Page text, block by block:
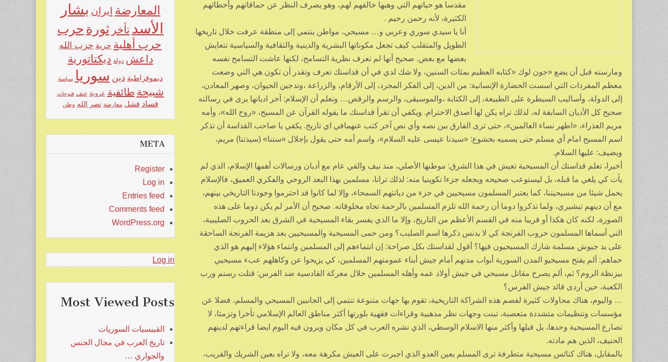
مقدسا هو حياتهم التي وهبها خالقهم لهم، وهو يصرف النظر عن حماقاتهم وأخطائهم
الكثيرة، لأنه رحمن رحيم .
أنا يا سيدي سوري وعربي و… مسيحي، مواطن ينتمي إلى منطقة عرفت خلال تاريخها
الطويل والمتقلب كيف تجعل مكوناتها البشرية والدينية والثقافية والسياسية تتعايش
بعضها مع بعض. صحيح أنها لم تعرف نظرية التسامح، لكنها عاشت التسامح نفسه
ومارسته قبل أن يضع «جون لوك «كتابه العظيم بمئات السنين، ولا شك لدي في أن قداستك تعرف وتقدر أن تكون هي التي وضعت
معظم المفردات التي اسست الحضارة الإنسانية: من الدين، إلى الفكر المجرد، إلى الأرقام، والزراعة ،وتدجين الحيوان، وصهر المعادن،
إلى الدولة، وأساليب السيطرة على الطبيعة، إلى الكتابة ،والموسيقى، والرسم والرقص… وتعلم أن الإسلام: آخر اديانها يرى في رسالته
صحيح كل الأديان السابقة له، لذلك تراه يكن لها أصدق الاحترام. ويكفي أن تقرأ قداستك ما يقوله القرآن عن المسيح، «روح الله»، وأمه
مريم العذراء، «اطهر نساء العالمين»، حتى ترى الفارق بين نصه وأي نص آخر كتب عنهمافي اي تاريخ. يكفي يا صاحب القداسة أن تذكر
اسم المسيح امام أي مسلم حتى يسميه بخشوع: «سيدنا عيسى عليه السلام»، واسم أمه حتى يقول بإجلال «ستنا» (سيدتنا) مريم،
ويضيف: عليها السلام.
أخيرا، تعلم قداستك أن المسيحية تعيش في هذا الشرق: موطنها الأصلي، منذ نيف والفي عام مع أديان ورسالات أهمها الإسلام، الذي لم
يأت كي يلغي ما قبله، بل ليستوعب صحيحه ويجعله جزءا تكوينيا منه: لذلك ترانا، مسلمين بهذا البعد الروحي والفكري العميق، فالإسلام
يحمل شيئا من مسيحيتنا، كما يعتبر المسلمون مسيحيين في جزء من ديانتهم السمحاء، وإلا لما كانوا قد احترموا وجودنا التاريخي بينهم،
مع أن دينهم تبشيري، ولما تذكروا دوما أن رحمة الله تلزم المسلمين بالرحمة تجاه مخلوقاته. صحيح أن الأمر لم يكن دوما على هذه
الصورة، لكنه كان هكذا أو قريبا منه في القسم الأعظم من التاريخ، وإلا ما الذي يفسر بقاء المسيحية في الشرق بعد الحروب الصليبية،
التي أسماها المسلمون حروب الفرنجة كي لا يدنس ذكرها اسم الصليب؟ ومن حمى المسيحية والمسيحيين بعد هزيمة الفرنجة الساحقة
على يد جيوش مسلمة شارك المسيحيون فيها؟ أقول لقداستك بكل صراحة: إن انتماءهم إلى المسلمين وانتماء هؤلاء إليهم هو الذي
حماهم: ألم يفتح مسيحيو المدن السورية أبواب مدنهم أمام جيش أبناء عمومتهم المسلمين، كي يزيحوا عن وكاهلهم عبء مسيحيي
بيزنظة الروم؟ ثم، ألم يصرخ مقاتل مسيحي في جيش أولاد عمه وأهله المسلمين خلال معركة القادسية ضد الفرس: قتلت رستم ورب
الكعبة، حين أردى قائد جيش الفرس؟
… واليوم، هناك محاولات كثيرة لفصم هذه الشراكة التاريخية، تقوم بها جهات متنوعة تنتمي إلى الجانبين المسيحي والمسلم، فضلا عن
مؤسسات وتنظيمات متشددة متعصبة، تبنت وجهات نظر مذهبية وقراءات فقهية بلورتها أكثر مناطق العالم الإسلامي تأخرا وتزمتا، لا
تصارع المسيحية وحدها، بل قبلها وأكثر منها الاسلام الوسطي، الذي نشره العرب في كل مكان ويرون فيه اليوم ايضا قراءتهم لدينهم
الحنيف، الذين هم مادته.
بالمقابل، هناك كنائس مسيحية متطرفة ترى المسلم بعين العدو الذي اجبرت على العيش مكرهة معه، ولا تراه بعين الشريك والقريب،
المعارضة ايران بشار
الأسد تأخر ثورة حرب
حرب أهلية حرية حزب الله
داعش دولة ديكتاتورية
ديموقراطية دين سوريا سياسة
شبيحة طائفية عروبة عنف فتوحات
فساد فشل معارضة نصر الله وطن
META
Register
Log in
Entries feed
Comments feed
WordPress.org
Log in
Most Viewed Posts
القبيسيات السوريات
تاريخ العرب في مجال الجنس
والجواري …